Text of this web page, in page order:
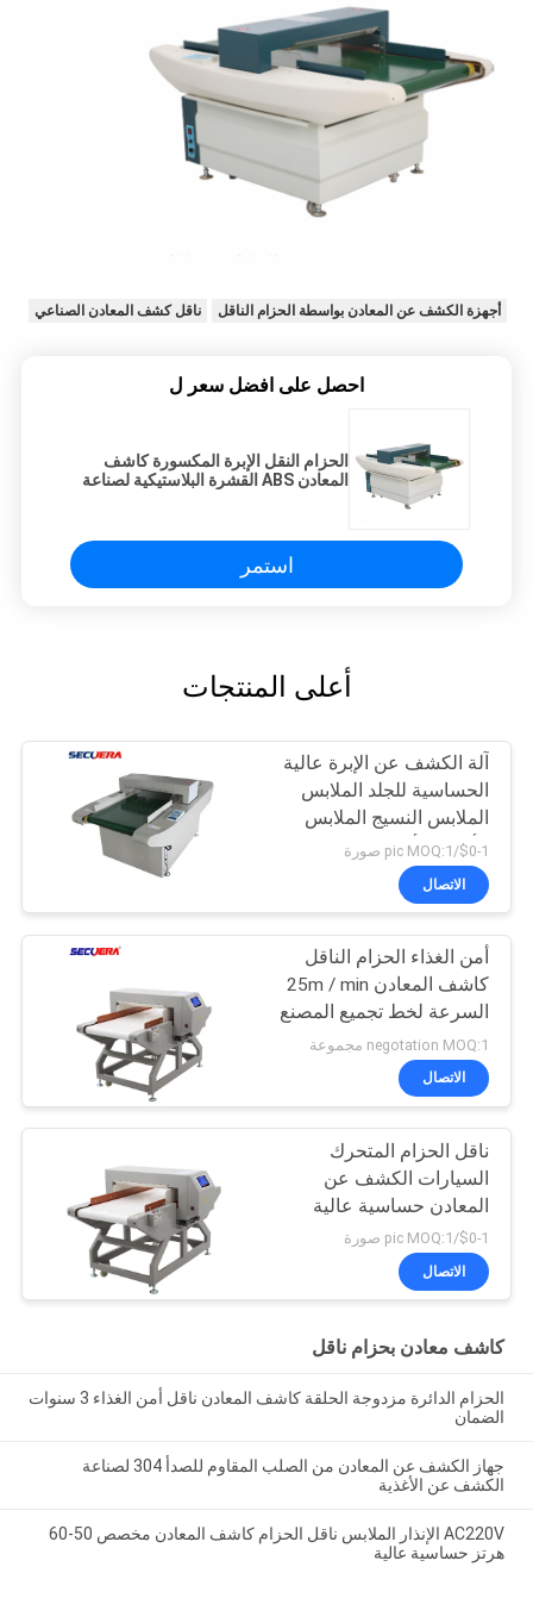
أجهزة الكشف عن المعادن بواسطة الحزام الناقل ناقل كشف المعادن الصناعي
احصل على افضل سعر ل
الحزام النقل الإبرة المكسورة كاشف
المعادن ABS القشرة البلاستيكية لصناعة
استمر
أعلى المنتجات
آلة الكشف عن الإبرة عالية
الحساسية للجلد الملابس
الملابس النسيج الملابس
الألعاب الأحذية
$0-1/pic MOQ:1 صورة
الاتصال
أمن الغذاء الحزام الناقل
كاشف المعادن 25m / min
السرعة لخط تجميع المصنع
negotation MOQ:1 مجموعة
الاتصال
ناقل الحزام المتحرك
السيارات الكشف عن
المعادن حساسية عالية
للصناعة الغذائية /
البسكويت / وجبات خفيفة
$0-1/pic MOQ:1 صورة
الاتصال
كاشف معادن بحزام ناقل
الحزام الدائرة مزدوجة الحلقة كاشف المعادن ناقل أمن الغذاء 3 سنوات
الضمان
جهاز الكشف عن المعادن من الصلب المقاوم للصدأ 304 لصناعة
الكشف عن الأغذية
AC220V الإنذار الملابس ناقل الحزام كاشف المعادن مخصص 50-60
هرتز حساسية عالية